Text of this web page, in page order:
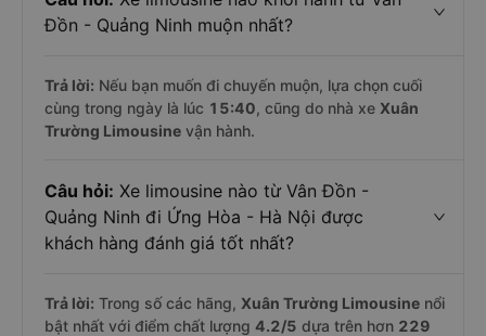
Đồn - Quảng Ninh muộn nhất?
Trả lời: Nếu bạn muốn đi chuyến muộn, lựa chọn cuối
cùng trong ngày là lúc 15:40, cũng do nhà xe Xuân
Trường Limousine vận hành.
Câu hỏi: Xe limousine nào từ Vân Đồn -
Quảng Ninh đi Ứng Hòa - Hà Nội được
khách hàng đánh giá tốt nhất?
Trả lời: Trong số các hãng, Xuân Trường Limousine nổi
bật nhất với điểm chất lượng 4.2/5 dựa trên hơn 229